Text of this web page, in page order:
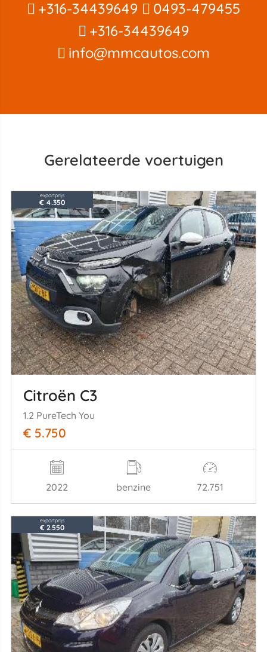
+316-34439649
0493-479455
+316-34439649
info@mmcautos.com
Gerelateerde voertuigen
exportprijs
€ 4.350
Citroën C3
1.2 PureTech You
€ 5.750
2022 benzine 72.751
exportprijs
€ 2.550